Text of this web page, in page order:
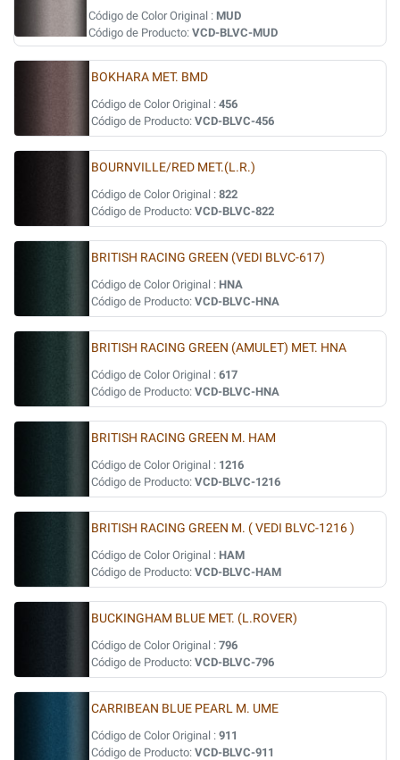
Código de Color Original : MUD
Código de Producto: VCD-BLVC-MUD
BOKHARA MET. BMD
Código de Color Original : 456
Código de Producto: VCD-BLVC-456
BOURNVILLE/RED MET.(L.R.)
Código de Color Original : 822
Código de Producto: VCD-BLVC-822
BRITISH RACING GREEN (VEDI BLVC-617)
Código de Color Original : HNA
Código de Producto: VCD-BLVC-HNA
BRITISH RACING GREEN (AMULET) MET. HNA
Código de Color Original : 617
Código de Producto: VCD-BLVC-HNA
BRITISH RACING GREEN M. HAM
Código de Color Original : 1216
Código de Producto: VCD-BLVC-1216
BRITISH RACING GREEN M. ( VEDI BLVC-1216 )
Código de Color Original : HAM
Código de Producto: VCD-BLVC-HAM
BUCKINGHAM BLUE MET. (L.ROVER)
Código de Color Original : 796
Código de Producto: VCD-BLVC-796
CARRIBEAN BLUE PEARL M. UME
Código de Color Original : 911
Código de Producto: VCD-BLVC-911